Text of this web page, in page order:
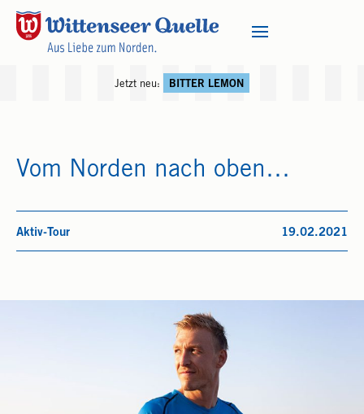
Jetzt neu: BITTER LEMON
Vom Norden nach oben…
Aktiv-Tour 19.02.2021